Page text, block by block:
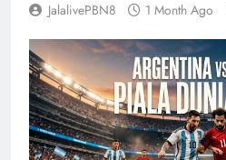
JalalivePBN8 1 Month Ago